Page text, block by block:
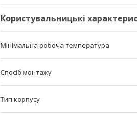
Користувальницькі
Мінімальна робоча температура
Спосіб монтажу
Тип корпусу